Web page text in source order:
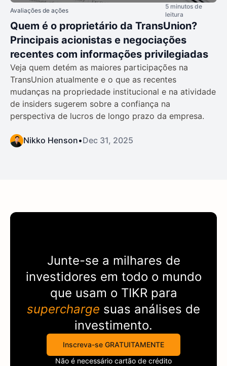
Avaliações de ações
5 minutos de
leitura
Quem é o proprietário da TransUnion?
Principais acionistas e negociações
recentes com informações privilegiadas
Veja quem detém as maiores participações na
TransUnion atualmente e o que as recentes
mudanças na propriedade institucional e na atividade
de insiders sugerem sobre a confiança na
perspectiva de lucros de longo prazo da empresa.
Nikko Henson•Dec 31, 2025
Junte-se a milhares de
investidores em todo o mundo
que usam o TIKRpara
supercharge suas análises de
investimento.
Inscreva-se GRATUITAMENTE
Não é necessário cartão de crédito